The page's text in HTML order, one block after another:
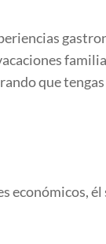
que
económicos,